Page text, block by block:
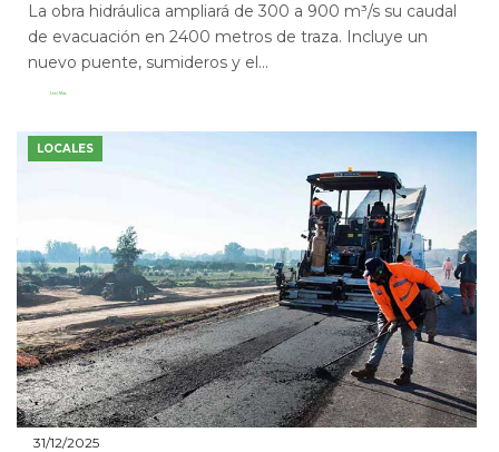
La obra hidráulica ampliará de 300 a 900 m³/s su caudal
de evacuación en 2400 metros de traza. Incluye un
nuevo puente, sumideros y el...
Leer Más
LOCALES
31/12/2025